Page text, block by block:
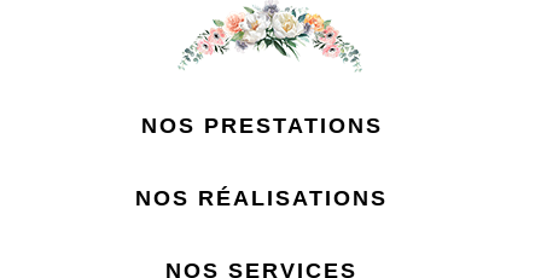
NOS PRESTATIONS
NOS RÉALISATIONS
NOS SERVICES